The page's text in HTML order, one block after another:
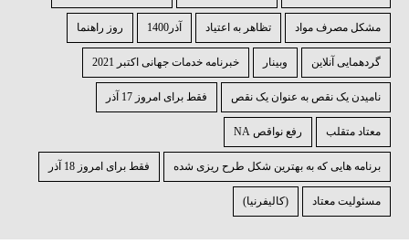
مشکل مصرف مواد تظاهر به اعتیاد آذر1400 روز راهنما
گردهمایی آنلاین وبینار خبرنامه خدمات جهانی اکتبر 2021
نامیدن یک نقص به عنوان یک نقص فقط برای امروز 17 آذر
معتاد متقلب رفع نواقص NA
برنامه ⁯هایی که به بهترین شکل طرح ⁯ریزی ⁯شده فقط برای امروز 18 آذر
مسئولیت معتاد (کالیفرنیا)